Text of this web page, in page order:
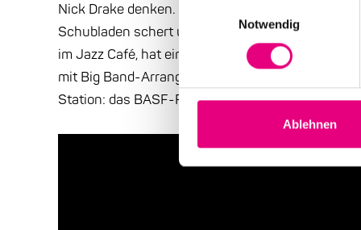
Notwendig
Ablehnen
Nick Drake denken. Ein zarter und
Schubladen schert und durchaus auch Pop sein
im Jazz Café, hat einen Gig auf dem „We out
mit Big Band-Arrangements, tourt mit Madison
Station: das BASF-Feierabendshaus. Nicht